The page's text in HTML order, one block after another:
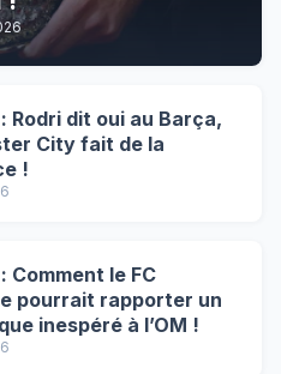
Rodri dit oui au Barça,
City fait de la
!
Comment le FC
pourrait rapporter un
inespéré à l’OM !